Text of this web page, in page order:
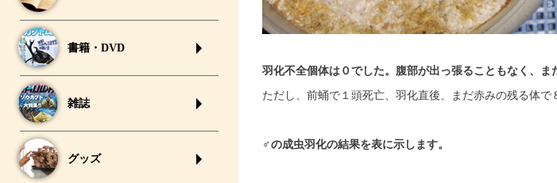
書籍・DVD
雑誌
グッズ
羽化不全個体は０でした。腹部が出っ張ることもなく、
ただし、前蛹で１頭死亡、羽化直後、まだ赤みの残る体で
♂の成虫羽化の結果を表に示します。